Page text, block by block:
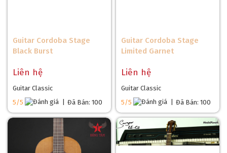
Guitar Cordoba Stage
Black Burst
Liên hệ
Guitar Classic
5/5
Đã Bán: 100
Guitar Cordoba Stage
Limited Garnet
Liên hệ
Guitar Classic
5/5
Đã Bán: 100